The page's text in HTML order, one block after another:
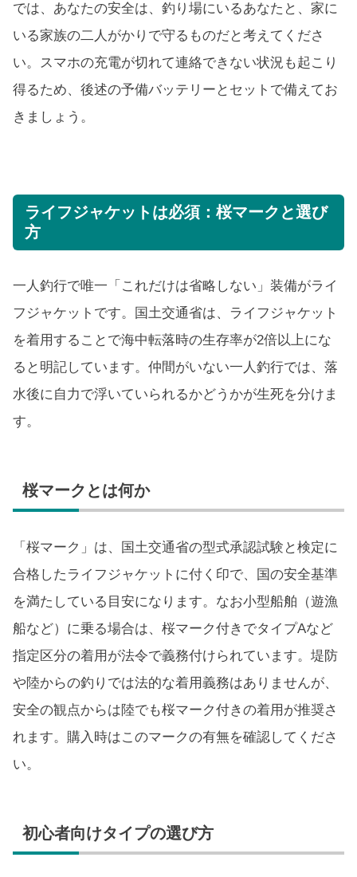
では、あなたの安全は、釣り場にいるあなたと、家に
いる家族の二人がかりで守るものだと考えてくださ
い。スマホの充電が切れて連絡できない状況も起こり
得るため、後述の予備バッテリーとセットで備えてお
きましょう。
ライフジャケットは必須：桜マークと選び
方
一人釣行で唯一「これだけは省略しない」装備がライ
フジャケットです。国土交通省は、ライフジャケット
を着用することで海中転落時の生存率が2倍以上にな
ると明記しています。仲間がいない一人釣行では、落
水後に自力で浮いていられるかどうかが生死を分けま
す。
桜マークとは何か
「桜マーク」は、国土交通省の型式承認試験と検定に
合格したライフジャケットに付く印で、国の安全基準
を満たしている目安になります。なお小型船舶（遊漁
船など）に乗る場合は、桜マーク付きでタイプAなど
指定区分の着用が法令で義務付けられています。堤防
や陸からの釣りでは法的な着用義務はありませんが、
安全の観点からは陸でも桜マーク付きの着用が推奨さ
れます。購入時はこのマークの有無を確認してくださ
い。
初心者向けタイプの選び方